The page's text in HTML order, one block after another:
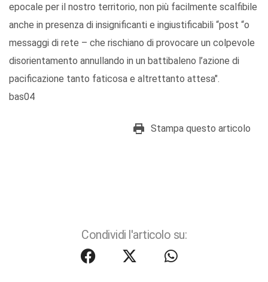
epocale per il nostro territorio, non più facilmente scalfibile
anche in presenza di insignificanti e ingiustificabili “post “o
messaggi di rete – che rischiano di provocare un colpevole
disorientamento annullando in un battibaleno l’azione di
pacificazione tanto faticosa e altrettanto attesa".
bas04
Stampa questo articolo
Condividi l'articolo su: